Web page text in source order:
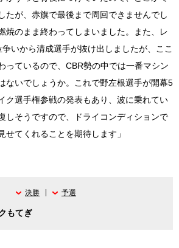
たが、赤旗で最後まで周回できませんでし
焼のまま終わってしまいました。また、レ
いから清成選手が抜け出しましたが、ここ
っているので、CBR勢の中では一番マシン
ないでしょうか。これで野左根選手が開幕5
ク選手権参戦の発表もあり、波に乗れてい
しそうですので、ドライコンディションで
せてくれることを期待します」
もてぎ
決勝 予選